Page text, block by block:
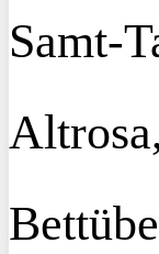
Samt-